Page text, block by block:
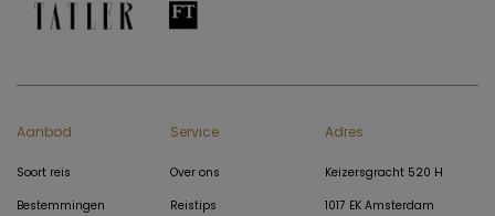
Aanbod
Soort reis
Bestemmingen
Service
Over ons
Reistips
Adres
Keizersgracht 520 H
1017 EK Amsterdam